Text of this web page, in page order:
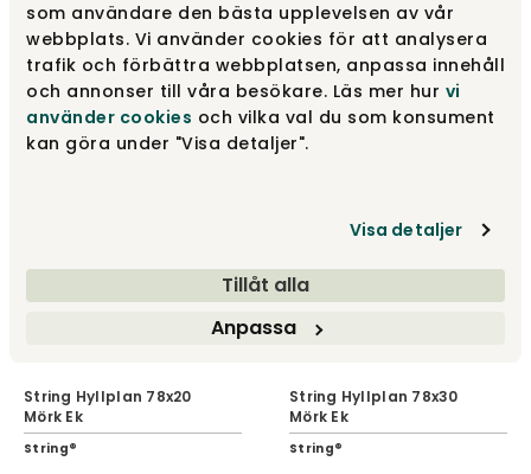
som användare den bästa upplevelsen av vår
webbplats. Vi använder cookies för att analysera
trafik och förbättra webbplatsen, anpassa innehåll
och annonser till våra besökare. Läs mer hur vi
använder cookies och vilka val du som konsument
kan göra under "Visa detaljer".
Visa detaljer
Tillåt alla
Anpassa
String Hyllplan 58x20
Mörk Ek
String®
432 kr
String Hyllplan 58x30
Mörk Ek
String®
500 kr
String Hyllplan 78x20
Mörk Ek
String®
String Hyllplan 78x30
Mörk Ek
String®